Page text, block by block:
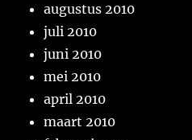
augustus 2010
juli 2010
juni 2010
mei 2010
april 2010
maart 2010